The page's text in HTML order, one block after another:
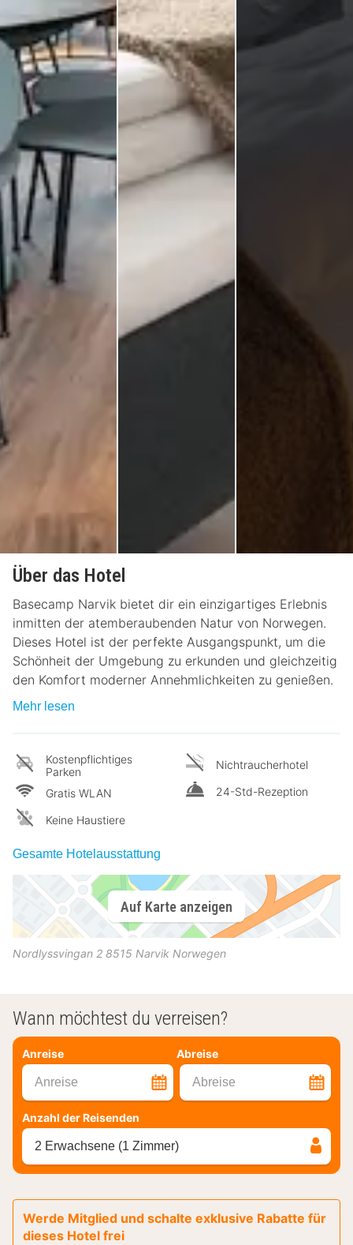
Über das Hotel
Basecamp Narvik bietet dir ein einzigartiges Erlebnis
inmitten der atemberaubenden Natur von Norwegen.
Dieses Hotel ist der perfekte Ausgangspunkt, um die
Schönheit der Umgebung zu erkunden und gleichzeitig
den Komfort moderner Annehmlichkeiten zu genießen.
Mehr lesen
Kostenpflichtiges
Parken
Gratis WLAN
Keine Haustiere
Nichtraucherhotel
24-Std-Rezeption
Gesamte Hotelausstattung
Auf Karte anzeigen
Nordlyssvingan 2 8515 Narvik Norwegen
Wann möchtest du verreisen?
Anreise Abreise
Anreise Abreise
Anzahl der Reisenden
2 Erwachsene (1 Zimmer)
Werde Mitglied und schalte exklusive Rabatte für
dieses Hotel frei